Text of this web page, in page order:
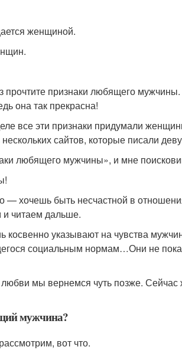
женщиной.
признаки любящего мужчины.
она так прекрасна!
все эти признаки придумали
сайтов, которые писали
любящего мужчины», и мне
— хочешь быть несчастной в
и читаем дальше.
косвенно указывают на чувства
социальным нормам…Они не
мы вернемся чуть позже.
мужчина?
вот что.